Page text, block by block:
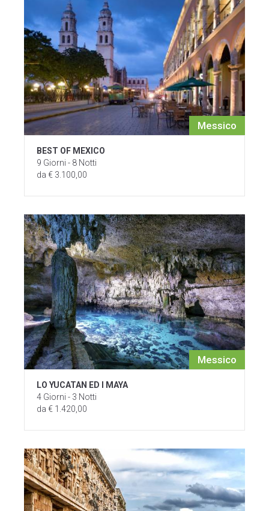
Messico
BEST OF MEXICO
9 Giorni - 8 Notti
da € 3.100,00
Messico
LO YUCATAN ED I MAYA
4 Giorni - 3 Notti
da € 1.420,00